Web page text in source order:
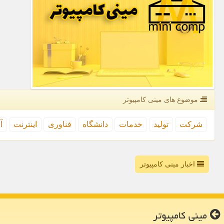
موضوع های مینی كامپیوتر
شركت تولید خدمات دانشگاه فناوری اینترنت
اخبار مینی کامپیوتر
مینی كامپیوتر